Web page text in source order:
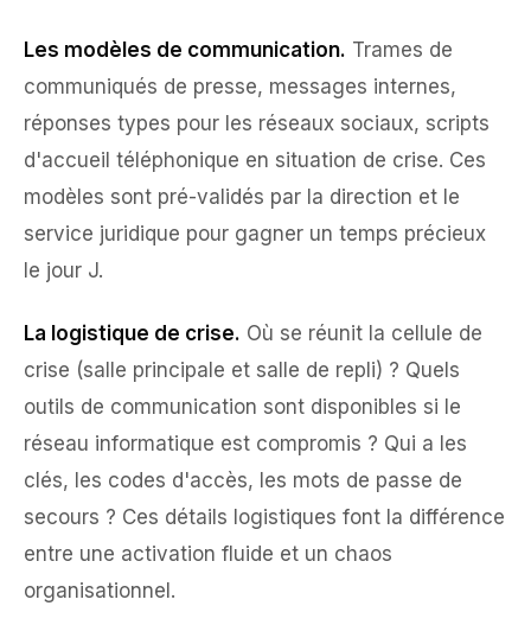
Les modèles de communication. Trames de
communiqués de presse, messages internes,
réponses types pour les réseaux sociaux, scripts
d'accueil téléphonique en situation de crise. Ces
modèles sont pré-validés par la direction et le
service juridique pour gagner un temps précieux
le jour J.
La logistique de crise. Où se réunit la cellule de
crise (salle principale et salle de repli) ? Quels
outils de communication sont disponibles si le
réseau informatique est compromis ? Qui a les
clés, les codes d'accès, les mots de passe de
secours ? Ces détails logistiques font la différence
entre une activation fluide et un chaos
organisationnel.